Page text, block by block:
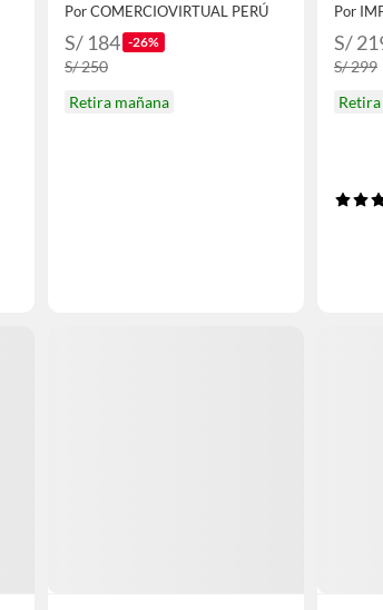
Por COMERCIOVIRTUAL PERÚ
S/ 184 -26%
S/ 250
Retira mañana
S/
S/ 299